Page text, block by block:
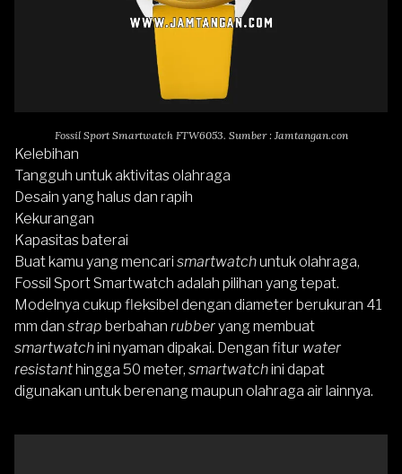
Fossil Sport Smartwatch FTW6053. Sumber : Jamtangan.con
Kelebihan
Tangguh untuk aktivitas olahraga
Desain yang halus dan rapih
Kekurangan
Kapasitas baterai
Buat kamu yang mencari smartwatchuntuk olahraga,
Fossil Sport Smartwatch adalah pilihan yang tepat.
Modelnya cukup fleksibel dengan diameter berukuran 41
mm dan strap berbahan rubberyang membuat
smartwatchini nyaman dipakai. Dengan fitur water
resistanthingga 50 meter, smartwatchini dapat
digunakan untuk berenang maupun olahraga air lainnya.